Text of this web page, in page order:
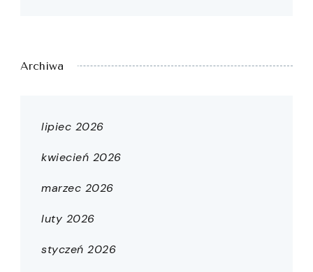
Archiwa
lipiec 2026
kwiecień 2026
marzec 2026
luty 2026
styczeń 2026